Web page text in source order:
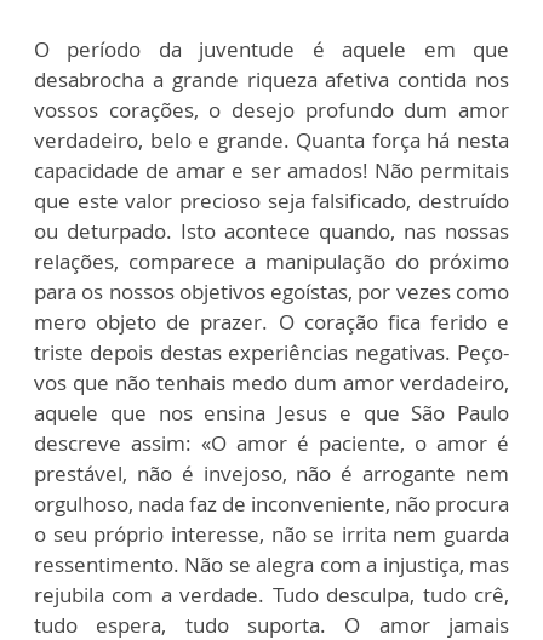
O período da juventude é aquele em que
desabrocha a grande riqueza afetiva contida nos
vossos corações, o desejo profundo dum amor
verdadeiro, belo e grande. Quanta força há nesta
capacidade de amar e ser amados! Não permitais
que este valor precioso seja falsificado, destruído
ou deturpado. Isto acontece quando, nas nossas
relações, comparece a manipulação do próximo
para os nossos objetivos egoístas, por vezes como
mero objeto de prazer. O coração fica ferido e
triste depois destas experiências negativas. Peço-
vos que não tenhais medo dum amor verdadeiro,
aquele que nos ensina Jesus e que São Paulo
descreve assim: «O amor é paciente, o amor é
prestável, não é invejoso, não é arrogante nem
orgulhoso, nada faz de inconveniente, não procura
o seu próprio interesse, não se irrita nem guarda
ressentimento. Não se alegra com a injustiça, mas
rejubila com a verdade. Tudo desculpa, tudo crê,
tudo espera, tudo suporta. O amor jamais